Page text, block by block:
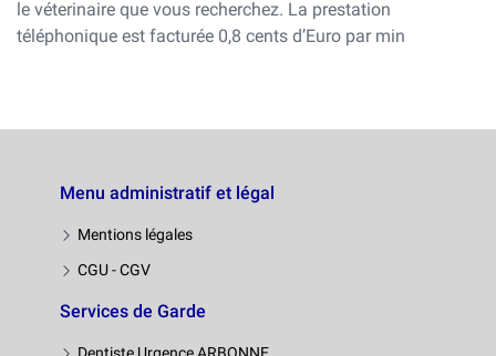
le véterinaire que vous recherchez. La prestation
téléphonique est facturée 0,8 cents d’Euro par min
Menu administratif et légal
Mentions légales
CGU - CGV
Services de Garde
Dentiste Urgence ARBONNE